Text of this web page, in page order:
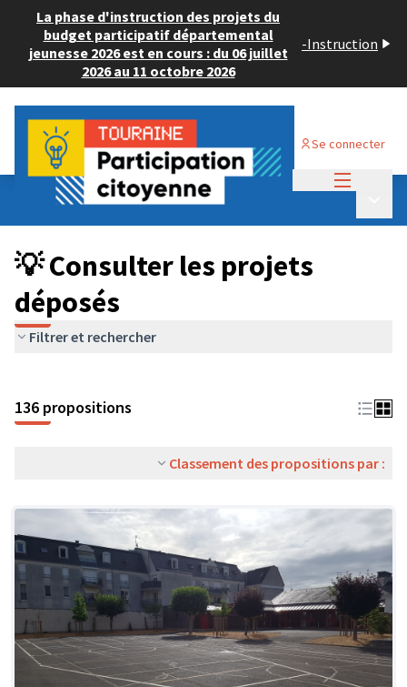
La phase d'instruction des projets du
budget participatif départemental
jeunesse 2026 est en cours : du 06 juillet
2026 au 11 octobre 2026
-Instruction
Se connecter
Budget Participatif JEUNESSE 2024
💡 Consulter les projets déposés
💡 Consulter les projets
déposés
Filtrer et rechercher
136 propositions
Classement des propositions par :